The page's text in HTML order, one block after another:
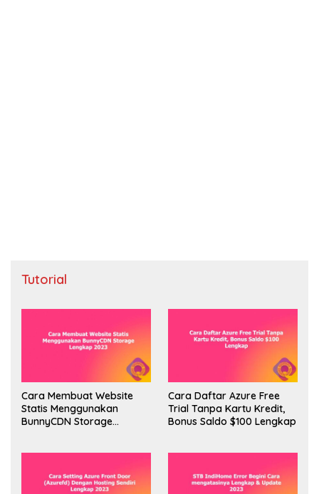
Tutorial
Cara Membuat Website
Statis Menggunakan
BunnyCDN Storage
Cara Daftar Azure Free
Trial Tanpa Kartu Kredit,
Bonus Saldo $100 Lengkap